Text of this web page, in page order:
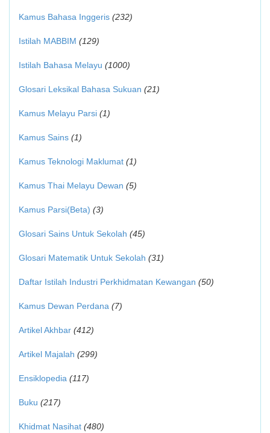
Kamus Bahasa Inggeris (232)
Istilah MABBIM (129)
Istilah Bahasa Melayu (1000)
Glosari Leksikal Bahasa Sukuan (21)
Kamus Melayu Parsi (1)
Kamus Sains (1)
Kamus Teknologi Maklumat (1)
Kamus Thai Melayu Dewan (5)
Kamus Parsi(Beta) (3)
Glosari Sains Untuk Sekolah (45)
Glosari Matematik Untuk Sekolah (31)
Daftar Istilah Industri Perkhidmatan Kewangan (50)
Kamus Dewan Perdana (7)
Artikel Akhbar (412)
Artikel Majalah (299)
Ensiklopedia (117)
Buku (217)
Khidmat Nasihat (480)